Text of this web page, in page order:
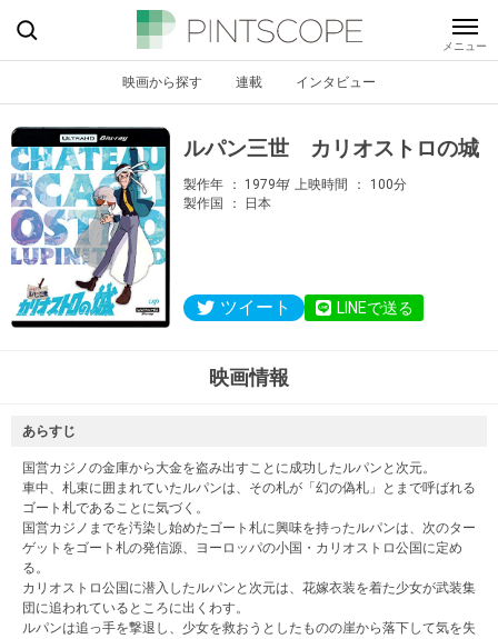
映画から探す 連載 インタビュー
ルパン三世 カリオストロの城
製作年 1979年 上映時間
100分
製作国
日本
ツイート LINEで送る
映画情報
あらすじ
国営カジノの金庫から大金を盗み出すことに成功したルパンと次元。
車中、札束に囲まれていたルパンは、その札が「幻の偽札」とまで呼ばれる
ゴート札であることに気づく。
国営カジノまでを汚染し始めたゴート札に興味を持ったルパンは、次のター
ゲットをゴート札の発信源、ヨーロッパの小国・カリオストロ公国に定め
る。
カリオストロ公国に潜入したルパンと次元は、花嫁衣装を着た少女が武装集
団に追われているところに出くわす。
ルパンは追っ手を撃退し、少女を救おうとしたものの崖から落下して気を失